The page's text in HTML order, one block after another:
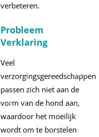
verbeteren.
Probleem
Verklaring
Veel
verzorgingsgereedschappen
passen zich niet aan de
vorm van de hond aan,
waardoor het moeilijk
wordt om te borstelen